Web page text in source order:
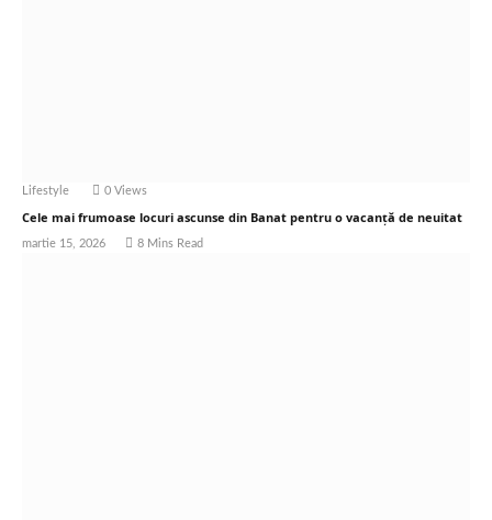
Lifestyle 0 Views
Cele mai frumoase locuri ascunse din Banat pentru o vacanță de neuitat
martie 15, 2026 8 Mins Read